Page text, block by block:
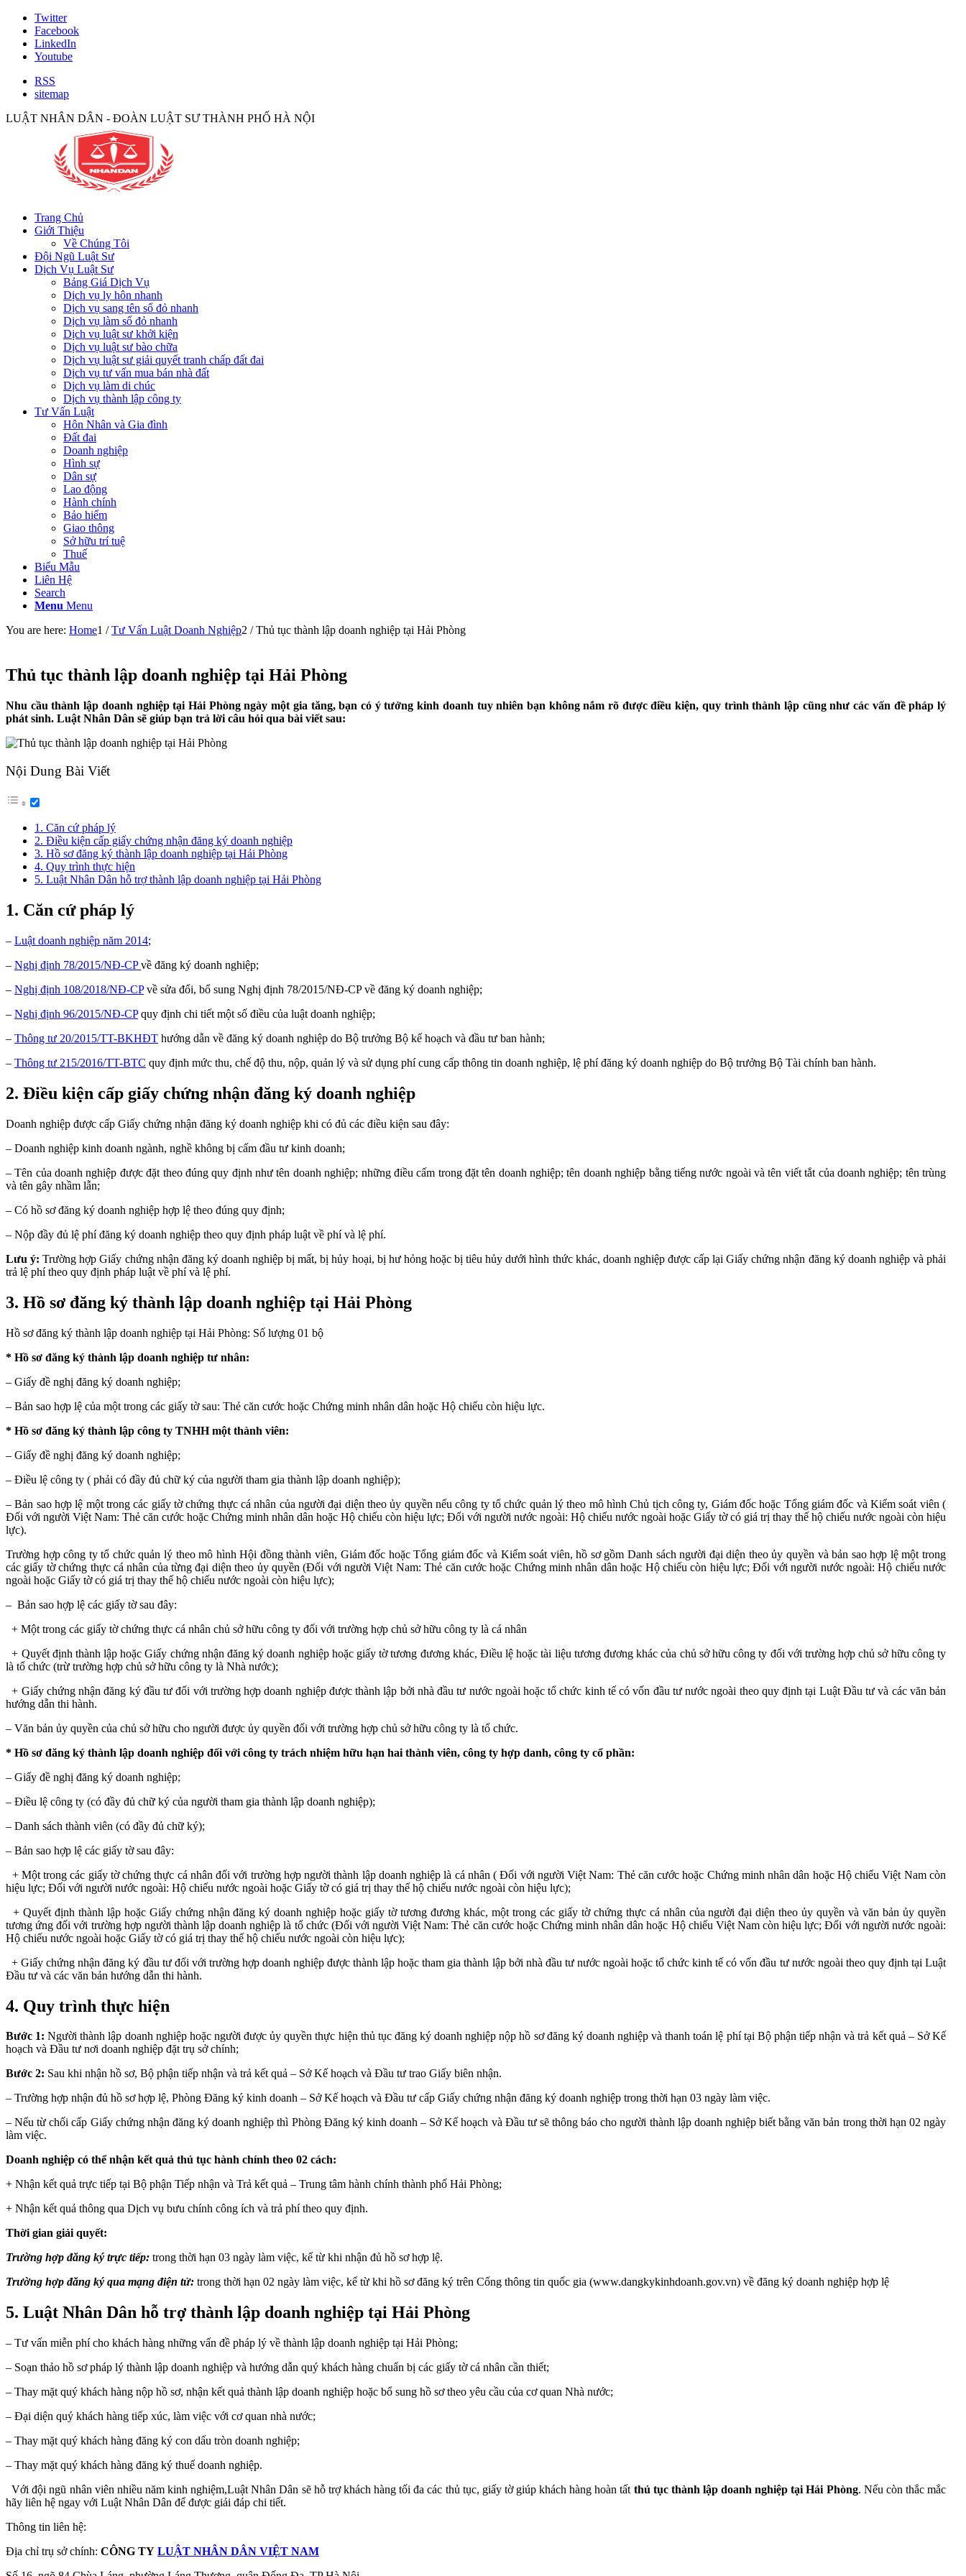
Twitter
Facebook
LinkedIn
Youtube
RSS
sitemap
LUẬT NHÂN DÂN - ĐOÀN LUẬT SƯ THÀNH PHỐ HÀ NỘI
Trang Chủ
Giới Thiệu
Về Chúng Tôi
Đội Ngũ Luật Sư
Dịch Vụ Luật Sư
Bảng Giá Dịch Vụ
Dịch vụ ly hôn nhanh
Dịch vụ sang tên sổ đỏ nhanh
Dịch vụ làm sổ đỏ nhanh
Dịch vụ luật sư khởi kiện
Dịch vụ luật sư bào chữa
Dịch vụ luật sư giải quyết tranh chấp đất đai
Dịch vụ tư vấn mua bán nhà đất
Dịch vụ làm di chúc
Dịch vụ thành lập công ty
Tư Vấn Luật
Hôn Nhân và Gia đình
Đất đai
Doanh nghiệp
Hình sự
Dân sự
Lao động
Hành chính
Bảo hiểm
Giao thông
Sở hữu trí tuệ
Thuế
Biểu Mẫu
Liên Hệ
Search
Menu Menu
You are here: Home1 / Tư Vấn Luật Doanh Nghiệp2 / Thủ tục thành lập doanh nghiệp tại Hải Phòng
Thủ tục thành lập doanh nghiệp tại Hải Phòng
Nhu cầu thành lập doanh nghiệptại Hải Phòng ngày một gia tăng, bạn có ý tưởng kinh doanh tuy nhiên bạn không nắm rõ được điều kiện, quy trình thành lập cũng như các vấn đề pháp lý
phát sinh. Luật Nhân Dân sẽ giúp bạn trả lời câu hỏi qua bài viết sau:
Nội Dung Bài Viết
1. Căn cứ pháp lý
2. Điều kiện cấp giấy chứng nhận đăng ký doanh nghiệp
3. Hồ sơ đăng ký thành lập doanh nghiệp tại Hải Phòng
4. Quy trình thực hiện
5. Luật Nhân Dân hỗ trợ thành lập doanh nghiệp tại Hải Phòng
1. Căn cứ pháp lý
– Luật doanh nghiệp năm 2014;
– Nghị định 78/2015/NĐ-CPvề đăng ký doanh nghiệp;
– Nghị định 108/2018/NĐ-CPvề sửa đổi, bổ sung Nghị định 78/2015/NĐ-CP về đăng ký doanh nghiệp;
– Nghị định 96/2015/NĐ-CPquy định chi tiết một số điều của luật doanh nghiệp;
– Thông tư 20/2015/TT-BKHĐT hướng dẫn về đăng ký doanh nghiệp do Bộ trưởng Bộ kế hoạch và đầu tư ban hành;
– Thông tư 215/2016/TT-BTC quy định mức thu, chế độ thu, nộp, quản lý và sử dụng phí cung cấp thông tin doanh nghiệp, lệ phí đăng ký doanh nghiệp do Bộ trưởng Bộ Tài chính ban hành.
2. Điều kiện cấp giấy chứng nhận đăng ký doanh nghiệp
Doanh nghiệp được cấp Giấy chứng nhận đăng ký doanh nghiệp khi có đủ các điều kiện sau đây:
– Doanh nghiệp kinh doanh ngành, nghề không bị cấm đầu tư kinh doanh;
– Tên của doanh nghiệp được đặt theo đúng quy định như tên doanh nghiệp; những điều cấm trong đặt tên doanh nghiệp; tên doanh nghiệp bằng tiếng nước ngoài và tên viết tắt của doanh nghiệp; tên trùng
và tên gây nhầm lẫn;
– Có hồ sơ đăng ký doanh nghiệp hợp lệ theo đúng quy định;
– Nộp đầy đủ lệ phí đăng ký doanh nghiệp theo quy định pháp luật về phí và lệ phí.
Lưu ý: Trường hợp Giấy chứng nhận đăng ký doanh nghiệp bị mất, bị hủy hoại, bị hư hỏng hoặc bị tiêu hủy dưới hình thức khác, doanh nghiệp được cấp lại Giấy chứng nhận đăng ký doanh nghiệp và phải
trả lệ phí theo quy định pháp luật về phí và lệ phí.
3. Hồ sơ đăng ký thành lập doanh nghiệp tại Hải Phòng
Hồ sơ đăng ký thành lập doanh nghiệp tại Hải Phòng: Số lượng 01 bộ
* Hồ sơ đăng ký thành lập doanh nghiệp tư nhân:
– Giấy đề nghị đăng ký doanh nghiệp;
– Bản sao hợp lệ của một trong các giấy tờ sau: Thẻ căn cước hoặc Chứng minh nhân dân hoặc Hộ chiếu còn hiệu lực.
* Hồ sơ đăng ký thành lập công ty TNHH một thành viên:
– Giấy đề nghị đăng ký doanh nghiệp;
– Điều lệ công ty ( phải có đầy đủ chữ ký của người tham gia thành lập doanh nghiệp);
– Bản sao hợp lệ một trong các giấy tờ chứng thực cá nhân của người đại diện theo ủy quyền nếu công ty tổ chức quản lý theo mô hình Chủ tịch công ty, Giám đốc hoặc Tổng giám đốc và Kiểm soát viên (
Đối với người Việt Nam: Thẻ căn cước hoặc Chứng minh nhân dân hoặc Hộ chiếu còn hiệu lực; Đối với người nước ngoài: Hộ chiếu nước ngoài hoặc Giấy tờ có giá trị thay thế hộ chiếu nước ngoài còn hiệu
lực).
Trường hợp công ty tổ chức quản lý theo mô hình Hội đồng thành viên, Giám đốc hoặc Tổng giám đốc và Kiểm soát viên, hồ sơ gồm Danh sách người đại diện theo ủy quyền và bản sao hợp lệ một trong
các giấy tờ chứng thực cá nhân của từng đại diện theo ủy quyền (Đối với người Việt Nam: Thẻ căn cước hoặc Chứng minh nhân dân hoặc Hộ chiếu còn hiệu lực; Đối với người nước ngoài: Hộ chiếu nước
ngoài hoặc Giấy tờ có giá trị thay thế hộ chiếu nước ngoài còn hiệu lực);
– Bản sao hợp lệ các giấy tờ sau đây:
+ Một trong các giấy tờ chứng thực cá nhân chủ sở hữu công ty đối với trường hợp chủ sở hữu công ty là cá nhân
+ Quyết định thành lập hoặc Giấy chứng nhận đăng ký doanh nghiệp hoặc giấy tờ tương đương khác, Điều lệ hoặc tài liệu tương đương khác của chủ sở hữu công ty đối với trường hợp chủ sở hữu công ty
là tổ chức (trừ trường hợp chủ sở hữu công ty là Nhà nước);
+ Giấy chứng nhận đăng ký đầu tư đối với trường hợp doanh nghiệp được thành lập bởi nhà đầu tư nước ngoài hoặc tổ chức kinh tế có vốn đầu tư nước ngoài theo quy định tại Luật Đầu tư và các văn bản
hướng dẫn thi hành.
– Văn bản ủy quyền của chủ sở hữu cho người được ủy quyền đối với trường hợp chủ sở hữu công ty là tổ chức.
* Hồ sơ đăng ký thành lập doanh nghiệp đối với công ty trách nhiệm hữu hạn hai thành viên, công ty hợp danh, công ty cổ phần:
– Giấy đề nghị đăng ký doanh nghiệp;
– Điều lệ công ty (có đầy đủ chữ ký của người tham gia thành lập doanh nghiệp);
– Danh sách thành viên (có đầy đủ chữ ký);
– Bản sao hợp lệ các giấy tờ sau đây:
+ Một trong các giấy tờ chứng thực cá nhân đối với trường hợp người thành lập doanh nghiệp là cá nhân ( Đối với người Việt Nam: Thẻ căn cước hoặc Chứng minh nhân dân hoặc Hộ chiếu Việt Nam còn
hiệu lực; Đối với người nước ngoài: Hộ chiếu nước ngoài hoặc Giấy tờ có giá trị thay thế hộ chiếu nước ngoài còn hiệu lực);
+ Quyết định thành lập hoặc Giấy chứng nhận đăng ký doanh nghiệp hoặc giấy tờ tương đương khác, một trong các giấy tờ chứng thực cá nhân của người đại diện theo ủy quyền và văn bản ủy quyền
tương ứng đối với trường hợp người thành lập doanh nghiệp là tổ chức (Đối với người Việt Nam: Thẻ căn cước hoặc Chứng minh nhân dân hoặc Hộ chiếu Việt Nam còn hiệu lực; Đối với người nước ngoài:
Hộ chiếu nước ngoài hoặc Giấy tờ có giá trị thay thế hộ chiếu nước ngoài còn hiệu lực);
+ Giấy chứng nhận đăng ký đầu tư đối với trường hợp doanh nghiệp được thành lập hoặc tham gia thành lập bởi nhà đầu tư nước ngoài hoặc tổ chức kinh tế có vốn đầu tư nước ngoài theo quy định tại Luật
Đầu tư và các văn bản hướng dẫn thi hành.
4. Quy trình thực hiện
Bước 1: Người thành lập doanh nghiệp hoặc người được ủy quyền thực hiện thủ tục đăng ký doanh nghiệp nộp hồ sơ đăng ký doanh nghiệp và thanh toán lệ phí tại Bộ phận tiếp nhận và trả kết quả – Sở Kế
hoạch và Đầu tư nơi doanh nghiệp đặt trụ sở chính;
Bước 2: Sau khi nhận hồ sơ, Bộ phận tiếp nhận và trả kết quả – Sở Kế hoạch và Đầu tư trao Giấy biên nhận.
– Trường hợp nhận đủ hồ sơ hợp lệ, Phòng Đăng ký kinh doanh – Sở Kế hoạch và Đầu tư cấp Giấy chứng nhận đăng ký doanh nghiệp trong thời hạn 03 ngày làm việc.
– Nếu từ chối cấp Giấy chứng nhận đăng ký doanh nghiệp thì Phòng Đăng ký kinh doanh – Sở Kế hoạch và Đầu tư sẽ thông báo cho người thành lập doanh nghiệp biết bằng văn bản trong thời hạn 02 ngày
làm việc.
Doanh nghiệp có thể nhận kết quả thủ tục hành chính theo 02 cách:
+ Nhận kết quả trực tiếp tại Bộ phận Tiếp nhận và Trả kết quả – Trung tâm hành chính thành phố Hải Phòng;
+ Nhận kết quả thông qua Dịch vụ bưu chính công ích và trả phí theo quy định.
Thời gian giải quyết:
Trường hợp đăng ký trực tiếp: trong thời hạn 03 ngày làm việc, kể từ khi nhận đủ hồ sơ hợp lệ.
Trường hợp đăng ký qua mạng điện tử: trong thời hạn 02 ngày làm việc, kể từ khi hồ sơ đăng ký trên Cổng thông tin quốc gia (www.dangkykinhdoanh.gov.vn) về đăng ký doanh nghiệp hợp lệ
5. Luật Nhân Dân hỗ trợ thành lập doanh nghiệp tại Hải Phòng
– Tư vấn miễn phí cho khách hàng những vấn đề pháp lý về thành lập doanh nghiệp tại Hải Phòng;
– Soạn thảo hồ sơ pháp lý thành lập doanh nghiệp và hướng dẫn quý khách hàng chuẩn bị các giấy tờ cá nhân cần thiết;
– Thay mặt quý khách hàng nộp hồ sơ, nhận kết quả thành lập doanh nghiệp hoặc bổ sung hồ sơ theo yêu cầu của cơ quan Nhà nước;
– Đại diện quý khách hàng tiếp xúc, làm việc với cơ quan nhà nước;
– Thay mặt quý khách hàng đăng ký con dấu tròn doanh nghiệp;
– Thay mặt quý khách hàng đăng ký thuế doanh nghiệp.
Với đội ngũ nhân viên nhiều năm kinh nghiệm,Luật Nhân Dân sẽ hỗ trợ khách hàng tối đa các thủ tục, giấy tờ giúp khách hàng hoàn tất thủ tục thành lập doanh nghiệp tạiHải Phòng. Nếu còn thắc mắc
hãy liên hệ ngay với Luật Nhân Dân để được giải đáp chi tiết.
Thông tin liên hệ:
Địa chỉ trụ sở chính: CÔNG TY LUẬT NHÂN DÂN VIỆT NAM